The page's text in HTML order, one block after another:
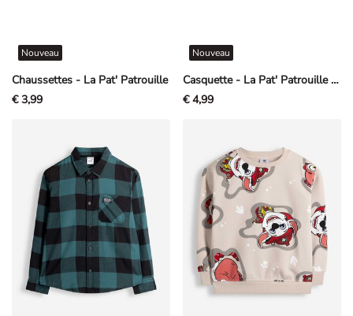
Chaussettes - La Pat' Patrouille
Nouveau
€ 3,99
Casquette - La Pat' Patrouille - Bleu
Nouveau
€ 4,99